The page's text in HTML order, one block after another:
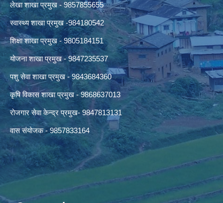
लेखा शाखा प्रमुख - 9857855655
स्वास्थ्य शाखा प्रमुख -984180542
शिक्षा शाखा प्रमुख - 9805184151
योजना शाखा प्रमुख - 9847235537
पशु सेवा शाखा प्रमुख - 9843684360
कृषि विकास शाखा प्रमुख - 9868637013
रोजगार सेवा केन्द्र प्रमुख- 9847813131
वास संयोजक - 9857833164